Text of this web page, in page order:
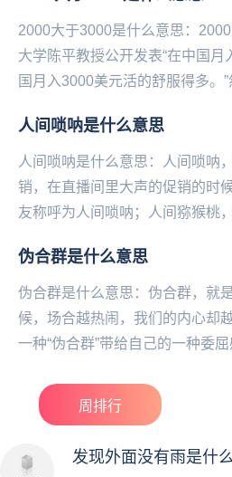
2000大于3000是什么意思：
大学陈平教授公开发表“在中国
国月入3000美元活的舒服得多。
人间唢呐是什么意思
人间唢呐是什么意思：人间唢呐
销，在直播间里大声的促销的时
友称呼为人间唢呐；人间猕猴桃
猕...
伪合群是什么意思
伪合群是什么意思：伪合群，就
候，场合越热闹，我们的内心却
一种“伪合群”带给自己的一种委
周排行
发现外面没有雨是什